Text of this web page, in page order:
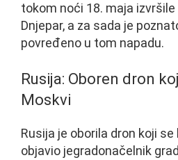
tokom noći 18. maja
Dnjepar, a za sada je
povređeno u tom napadu.
Rusija: Oboren dron
Moskvi
Rusija je oborila dron koji
objavio jegradonačelnik